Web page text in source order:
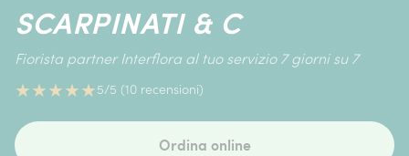
SCARPINATI & C
Fiorista partner Interflora al tuo servizio 7 giorni su 7
★★★★★5/5 (10 recensioni)
Ordina online